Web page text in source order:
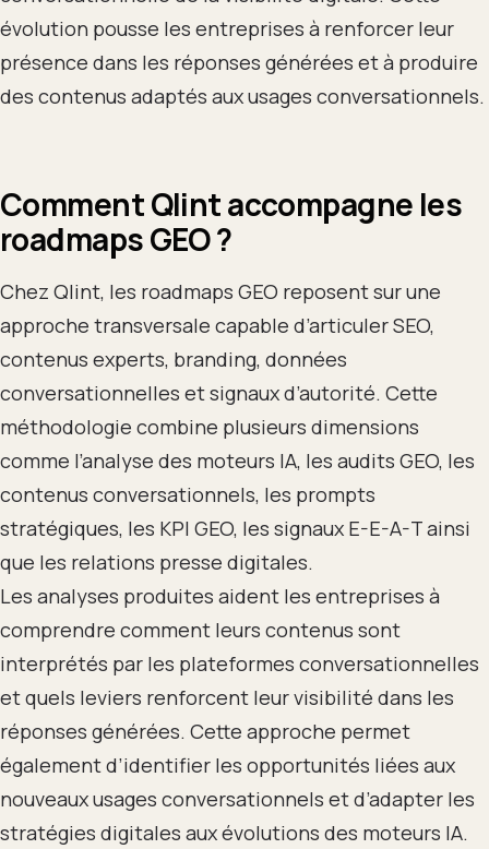
évolution pousse les entreprises à renforcer leur
présence dans les réponses générées et à produire
des contenus adaptés aux usages conversationnels.
Comment Qlint accompagne les
roadmaps GEO ?
Chez Qlint, les roadmaps GEO reposent sur une
approche transversale capable d’articuler SEO,
contenus experts, branding, données
conversationnelles et signaux d’autorité. Cette
méthodologie combine plusieurs dimensions
comme l’analyse des moteurs IA, les audits GEO, les
contenus conversationnels, les prompts
stratégiques, les KPI GEO, les signaux E-E-A-T ainsi
que les relations presse digitales.
Les analyses produites aident les entreprises à
comprendre comment leurs contenus sont
interprétés par les plateformes conversationnelles
et quels leviers renforcent leur visibilité dans les
réponses générées. Cette approche permet
également d’identifier les opportunités liées aux
nouveaux usages conversationnels et d’adapter les
stratégies digitales aux évolutions des moteurs IA.